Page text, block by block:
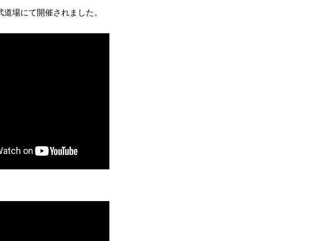
場にて開催されました。